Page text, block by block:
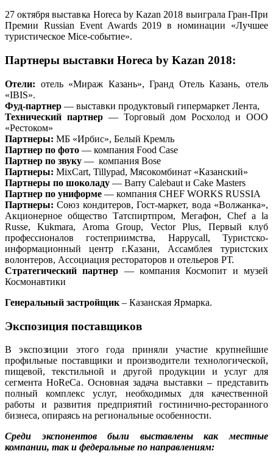
27 октября выставка Horeca by Kazan 2018 выиграла Гран-При
Премии Russian Event Awards 2019 в номинации «Лучшее
туристическое Mice-событие».
Партнеры выставки Horeca by Kazan 2018:
Отели: отель «Мираж Казань», Гранд Отель Казань, отель
«IBIS».
Фуд-партнер — выставки продуктовый гипермаркет Лента,
Технический партнер— Торговый дом Росхолод и ООО
«Рестоком»
Партнеры: МБ «Ирбис», Белый Кремль
Партнер по фото — компания Food Case
Партнер по звуку — компания Bose
Партнеры: MixCart, Tillypad, Мясокомбинат «Казанский»
Партнеры по шоколаду — Barry Calebaut и Cake Masters
Партнер по униформе — компания CHEF WORKS RUSSIA
Партнеры: Союз кондитеров, Гост-маркет, вода «Волжанка»,
Акционерное общество Татспиртпром, Мегафон, Chef a la
Russe, Kukmara, Aroma Group, Vector Plus, Первый клуб
профессионалов гостеприимства, Happycall, Туристско-
информационный центр г.Казани, Ассамблея туристских
волонтеров, Ассоциация рестораторов и отельеров РТ.
Стратегический партнер — компания Космопит и музей
Космонавтики
Генеральный застройщик – Казанская Ярмарка.
Экспозиция поставщиков
В экспозиции этого года приняли участие крупнейшие
профильные поставщики и производители технологической,
пищевой, текстильной и другой продукции и услуг для
сегмента HoReCа. Основная задача выставки – представить
полный комплекс услуг, необходимых для качественной
работы и развития предприятий гостинично-ресторанного
бизнеса, опираясь на региональные особенности.
Среди экспонентов были выставлены как местные
компании, так и федеральные по направлениям: